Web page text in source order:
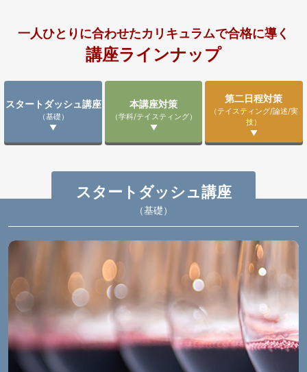
一人ひとりに合わせたカリキュラムで合格に導く
講座ラインナップ
スタートダッシュ講座
（基礎）
▼
本講座対策
（学科/テイスティング）
▼
第二日程対策
（テイスティング/論述/実
技）
▼
スタートダッシュ講座
（基礎）